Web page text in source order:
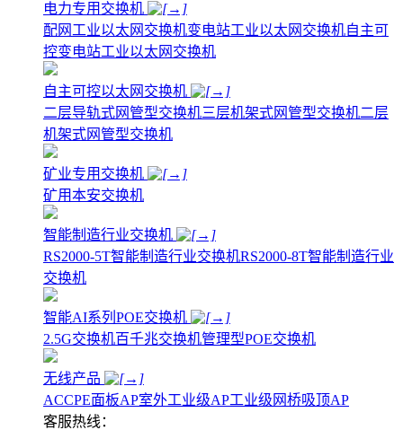
电力专用交换机
配网工业以太网交换机变电站工业以太网交换机自主可
控变电站工业以太网交换机
自主可控以太网交换机
二层导轨式网管型交换机三层机架式网管型交换机二层
机架式网管型交换机
矿业专用交换机
矿用本安交换机
智能制造行业交换机
RS2000-5T智能制造行业交换机RS2000-8T智能制造行业
交换机
智能AI系列POE交换机
2.5G交换机百千兆交换机管理型POE交换机
无线产品
ACCPE面板AP室外工业级AP工业级网桥吸顶AP
客服热线：